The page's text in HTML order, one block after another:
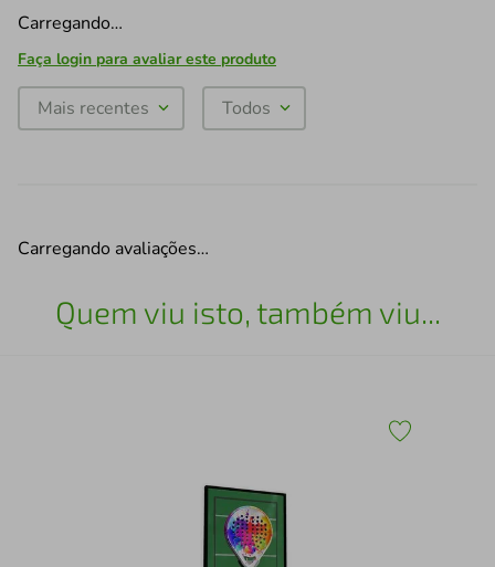
Carregando…
Faça login para avaliar este produto
Mais recentes Todos
Carregando avaliações…
Quem viu isto, também viu...